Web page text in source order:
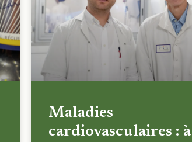
Maladies
cardiovasculaires : à